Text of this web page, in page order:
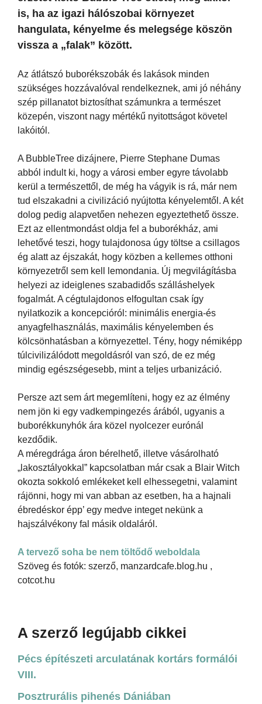
is, ha az igazi hálószobai környezet
hangulata, kényelme és melegsége köszön
vissza a „falak” között.
Az átlátszó buborékszobák és lakások minden
szükséges hozzávalóval rendelkeznek, ami jó néhány
szép pillanatot biztosíthat számunkra a természet
közepén, viszont nagy mértékű nyitottságot követel
lakóitól.
A BubbleTree dizájnere, Pierre Stephane Dumas
abból indult ki, hogy a városi ember egyre távolabb
kerül a természettől, de még ha vágyik is rá, már nem
tud elszakadni a civilizáció nyújtotta kényelemtől. A két
dolog pedig alapvetően nehezen egyeztethető össze.
Ezt az ellentmondást oldja fel a buborékház, ami
lehetővé teszi, hogy tulajdonosa úgy töltse a csillagos
ég alatt az éjszakát, hogy közben a kellemes otthoni
környezetről sem kell lemondania. Új megvilágításba
helyezi az ideiglenes szabadidős szálláshelyek
fogalmát. A cégtulajdonos elfogultan csak így
nyilatkozik a koncepcióról: minimális energia-és
anyagfelhasználás, maximális kényelemben és
kölcsönhatásban a környezettel. Tény, hogy némiképp
túlcivilizálódott megoldásról van szó, de ez még
mindig egészségesebb, mint a teljes urbanizáció.
Persze azt sem árt megemlíteni, hogy ez az élmény
nem jön ki egy vadkempingezés árából, ugyanis a
buborékkunyhók ára közel nyolcezer eurónál
kezdődik.
A méregdrága áron bérelhető, illetve vásárolható
„lakosztályokkal” kapcsolatban már csak a Blair Witch
okozta sokkoló emlékeket kell elhessegetni, valamint
rájönni, hogy mi van abban az esetben, ha a hajnali
ébredéskor épp’ egy medve integet nekünk a
hajszálvékony fal másik oldaláról.
A tervező soha be nem töltődő weboldala
Szöveg és fotók: szerző, manzardcafe.blog.hu ,
cotcot.hu
A szerző legújabb cikkei
Pécs építészeti arculatának kortárs formálói
VIII.
Posztrurális pihenés Dániában